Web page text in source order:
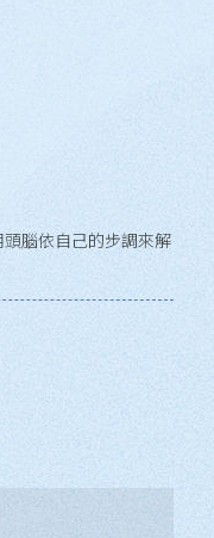
腦依自己的步調來解